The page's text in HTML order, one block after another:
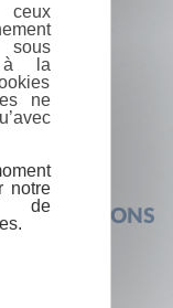
QUESTIONS
à la
ne
notre
de